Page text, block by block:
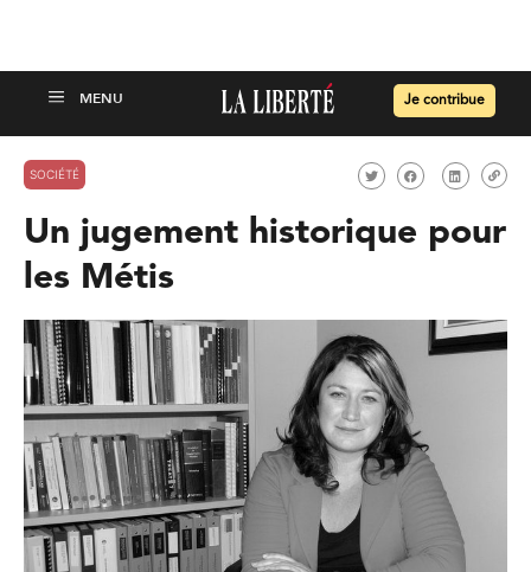
Je contribue
SOCIÉTÉ
Un jugement historique pour
les Métis